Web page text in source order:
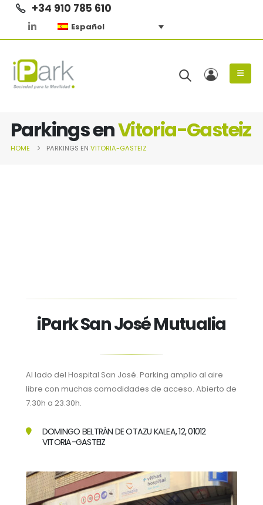
+34 910 785 610
Español
Parkings enVitoria-Gasteiz
HOME PARKINGS EN VITORIA-GASTEIZ
iPark San José Mutualia
Al lado del Hospital San José. Parking amplio al aire
libre con muchas comodidades de acceso. Abierto de
7.30h a 23.30h.
DOMINGO BELTRÁN DE OTAZU KALEA, 12, 01012
VITORIA-GASTEIZ